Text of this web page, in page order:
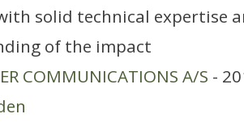
solid technical expertise
of the impact
COMMUNICATIONS A/S -